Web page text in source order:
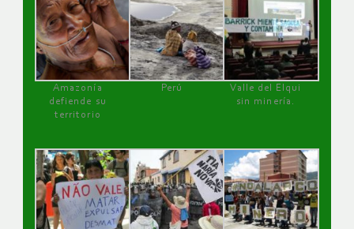
Amazonía
defiende su
territorio
Perú
Valle del Elqui
sin minería.